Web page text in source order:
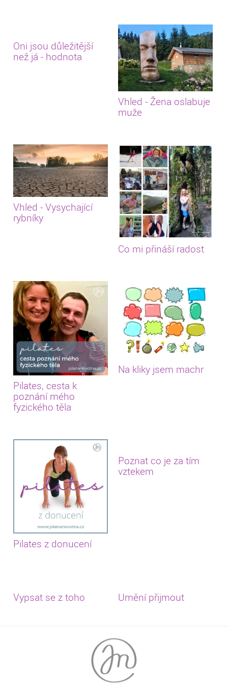
Oni jsou důležitější
než já - hodnota
Vhled - Žena oslabuje
muže
Vhled - Vysychající
rybníky
Co mi přináší radost
Pilates, cesta k
poznání mého
fyzického těla
Na kliky jsem machr
Pilates z donucení
Poznat co je za tím
vztekem
Vypsat se z toho Umění přijmout